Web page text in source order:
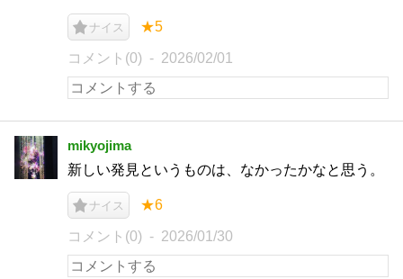
ナイス ★5
コメント(0) 2026/02/01
mikyojima
新しい発見というものは、なかったかなと思う。
ナイス ★6
コメント(0) 2026/01/30